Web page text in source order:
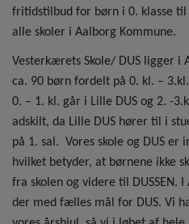
fritidstilbud for børn i 0. klasse til
alle skoler i Aalborg Kommune.
Vesterkærets Skole/ DUS ligger i
ca. 90 børn fordelt på 0. kl. –
0. – 1. kl. går i Lille DUS og 2. -
adskilt, da Lille DUS hører til i
på 1. sal. Vores skole og DUS er
hvilket betyder, at børnene ikke
fra skolen og videre til DUSSEN.
der med fælles mål for DUS. Vi